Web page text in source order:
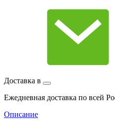
Доставка в
Ежедневная доставка по всей
Описание